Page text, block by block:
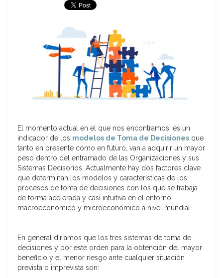
El momento actual en el que nos encontramos, es un
indicador de los modelos de Toma de Decisiones que
tanto en presente como en futuro, van a adquirir un mayor
peso dentro del entramado de las Organizaciones y sus
Sistemas Decisorios. Actualmente hay dos factores clave
que determinan los modelos y características de los
procesos de toma de decisiones con los que se trabaja
de forma acelerada y casi intuitiva en el entorno
macroeconómico y microeconómico a nivel mundial.
En general diríamos que los tres sistemas de toma de
decisiones y por este orden para la obtención del mayor
beneficio y el menor riesgo ante cualquier situación
prevista o imprevista son: